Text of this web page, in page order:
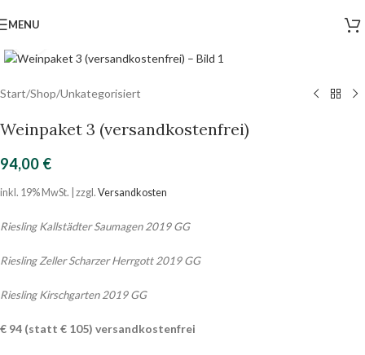
MENU
Start/Shop/Unkategorisiert
Weinpaket 3 (versandkostenfrei)
94,00 €
inkl. 19% MwSt. | zzgl. Versandkosten
Riesling Kallstädter Saumagen 2019 GG
Riesling Zeller Scharzer Herrgott 2019 GG
Riesling Kirschgarten 2019 GG
€ 94 (statt € 105) versandkostenfrei